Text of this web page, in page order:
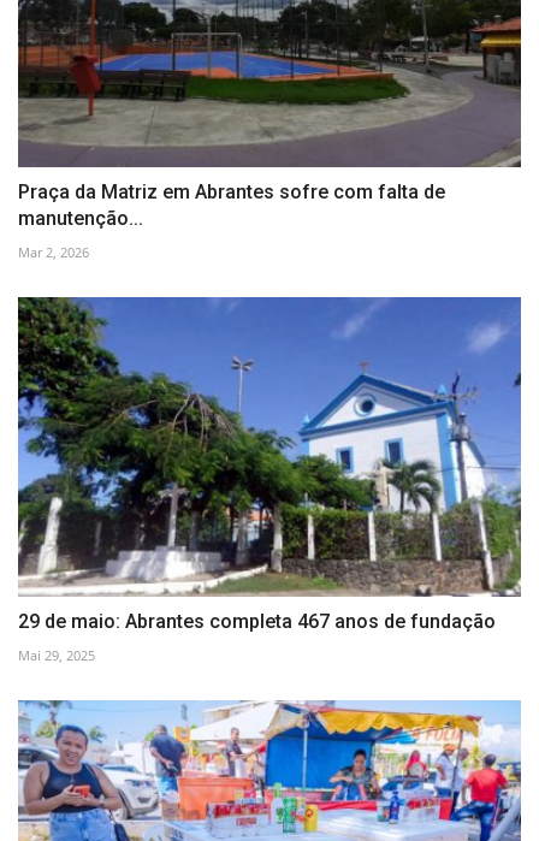
Praça da Matriz em Abrantes sofre com falta de
manutenção...
Mar 2, 2026
29 de maio: Abrantes completa 467 anos de fundação
Mai 29, 2025